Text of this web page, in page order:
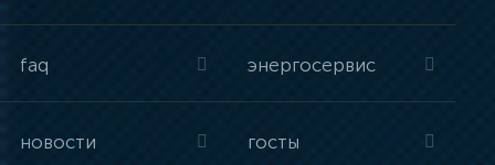
faq энергосервис
новости госты